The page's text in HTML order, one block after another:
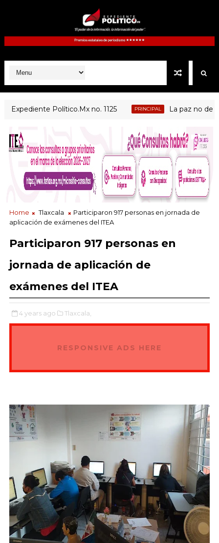
Político.Mx no. 1125 PRINCIPAL La paz no
Home Tlaxcala
Participaron 917 personas en jornada de
aplicación de exámenes del ITEA
Participaron 917 personas en
jornada de aplicación de
exámenes del ITEA
4 years ago Tlaxcala,
RESPONSIVE ADS HERE